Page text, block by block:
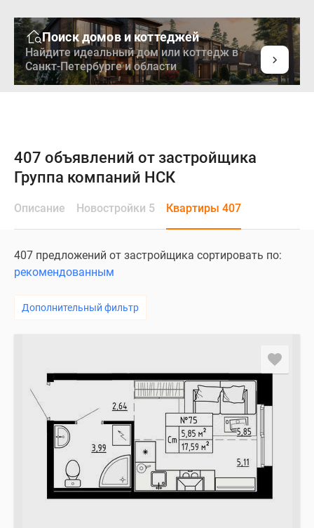
Поиск домов и коттеджей
Найдите идеальный дом или коттедж в
Санкт-Петербурге и области
407 объявлений от застройщика
Группа компаний НСК
Описание Новостройки 5 Квартиры 407
407 предложений от застройщика сортировать по:
рекомендованным
Дополнительный фильтр